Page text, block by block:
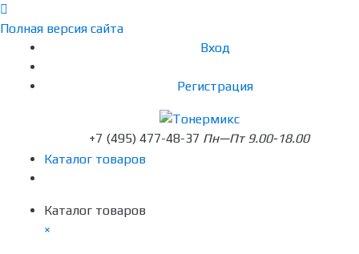
Полная версия сайта
Вход
Регистрация
+7 (495) 477-48-37 Пн—Пт 9.00-18.00
Каталог товаров
Каталог товаров
×